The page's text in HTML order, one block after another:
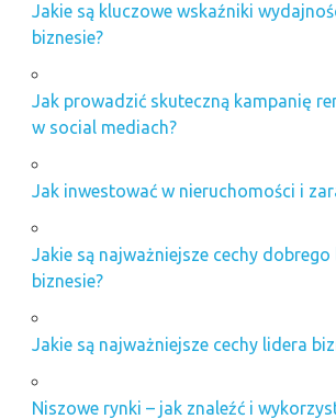
Jakie są kluczowe wskaźniki
biznesie?
Jak prowadzić skuteczną kampanię
w social mediach?
Jak inwestować w nieruchomości i
Jakie są najważniejsze cechy
biznesie?
Jakie są najważniejsze cechy lidera
Niszowe rynki – jak znaleźć i